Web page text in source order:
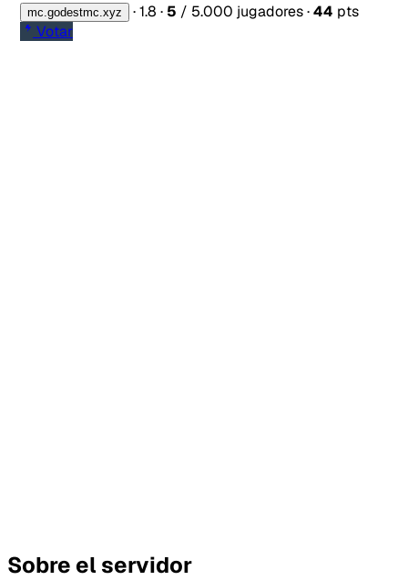
mc.godestmc.xyz ·1.8 · 5 / 5.000 jugadores·44 pts
Votar
Sobre el servidor